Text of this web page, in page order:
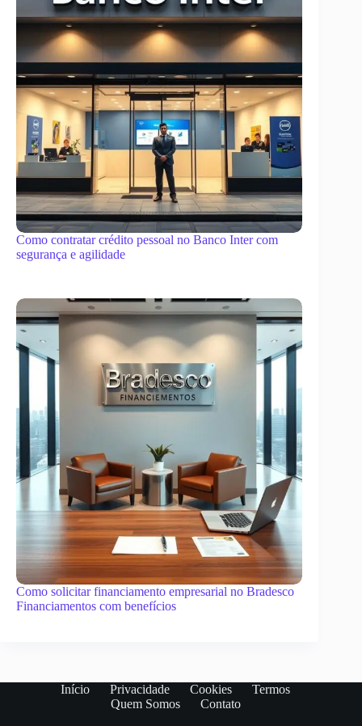
Como contratar crédito pessoal no Banco Inter com
segurança e agilidade
Como solicitar financiamento empresarial no Bradesco
Financiamentos com benefícios
Início Privacidade Cookies
Termos
Quem Somos
Contato